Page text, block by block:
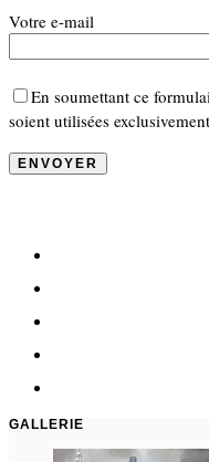
Votre e-mail
En soumettant ce
soient utilisées
GALLERIE